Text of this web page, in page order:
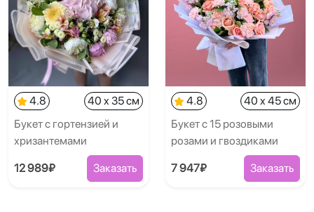
4.8
40 x 35 см
Букет с гортензией и
хризантемами
12 989₽ Заказать
4.8
40 x 45 см
Букет с 15 розовыми
розами и гвоздиками
7 947₽ Заказать